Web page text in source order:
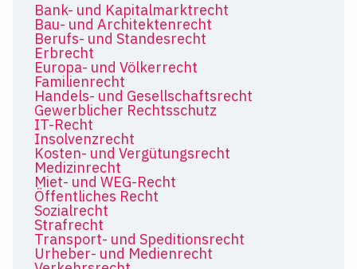
Bank- und Kapitalmarktrecht
Bau- und Architektenrecht
Berufs- und Standesrecht
Erbrecht
Europa- und Völkerrecht
Familienrecht
Handels- und Gesellschaftsrecht
Gewerblicher Rechtsschutz
IT-Recht
Insolvenzrecht
Kosten- und Vergütungsrecht
Medizinrecht
Miet- und WEG-Recht
Öffentliches Recht
Sozialrecht
Strafrecht
Transport- und Speditionsrecht
Urheber- und Medienrecht